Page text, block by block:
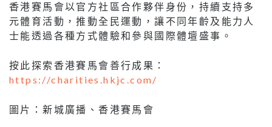
香港賽馬會以官方社區合作夥伴身份，持續支持多
元體育活動，推動全民運動，讓不同年齡及能力人
士能透過各種方式體驗和參與國際體壇盛事。
按此探索香港賽馬會善行成果：
https://charities.hkjc.com/
圖片：新城廣播、香港賽馬會